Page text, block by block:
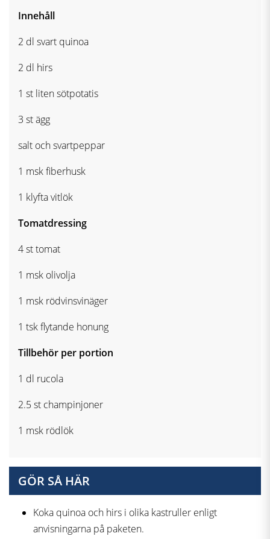
Innehåll
2 dl svart quinoa
2 dl hirs
1 st liten sötpotatis
3 st ägg
salt och svartpeppar
1 msk fiberhusk
1 klyfta vitlök
Tomatdressing
4 st tomat
1 msk olivolja
1 msk rödvinsvinäger
1 tsk flytande honung
Tillbehör per portion
1 dl rucola
2.5 st champinjoner
1 msk rödlök
GÖR SÅ HÄR
Koka quinoa och hirs i olika kastruller enligt
anvisningarna på paketen.